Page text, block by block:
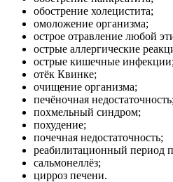
обострение холецистита;
омоложение организма;
острое отравление любой
острые аллергические
острые кишечные
отёк Квинке;
очищение организма;
печёночная
похмельный синдром;
похудение;
почечная недостаточность;
реабилитационный период
сальмонеллёз;
цирроз печени.